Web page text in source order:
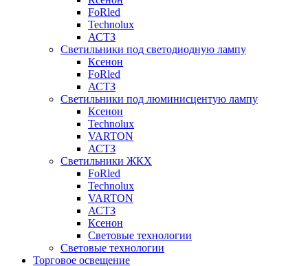
FoRled
Technolux
АСТЗ
Светильники под светодиодную лампу
Ксенон
FoRled
АСТЗ
Светильники под люминисцентую лампу
Ксенон
Technolux
VARTON
АСТЗ
Светильники ЖКХ
FoRled
Technolux
VARTON
АСТЗ
Ксенон
Световые технологии
Световые технологии
Торговое освещение